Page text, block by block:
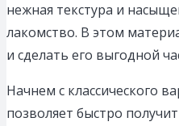
нежная текстура и
лакомство. В этом
и сделать его выгодной
Начнем с классического
позволяет быстро